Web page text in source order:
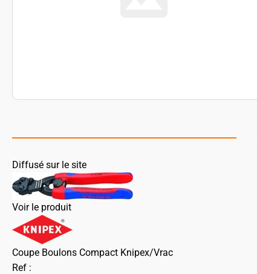
Diffusé sur le site
Voir le produit
Coupe Boulons Compact Knipex/Vrac
Ref :